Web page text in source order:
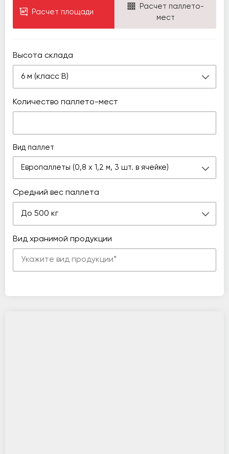
Расчет площади
Расчет паллето-
мест
Высота склада
6 м (класс В)
Количество паллето-мест
Вид паллет
Европаллеты (0,8 х 1,2 м, 3 шт. в ячейке)
Средний вес паллета
До 500 кг
Вид хранимой продукции